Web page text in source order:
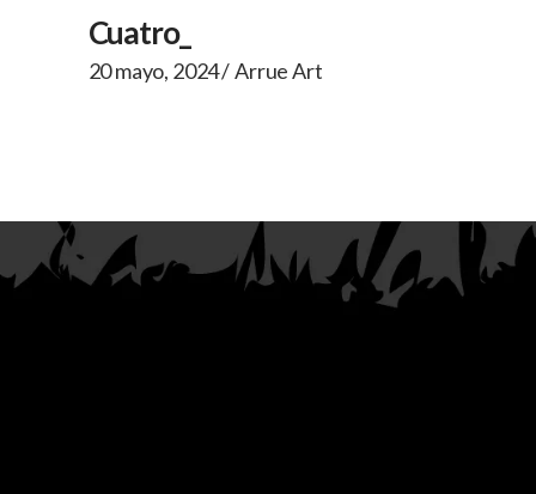
Cuatro_
20 mayo, 2024 Arrue Art